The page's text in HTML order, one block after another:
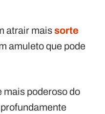
atrair maissorte
amuleto que pode
mais poderoso do